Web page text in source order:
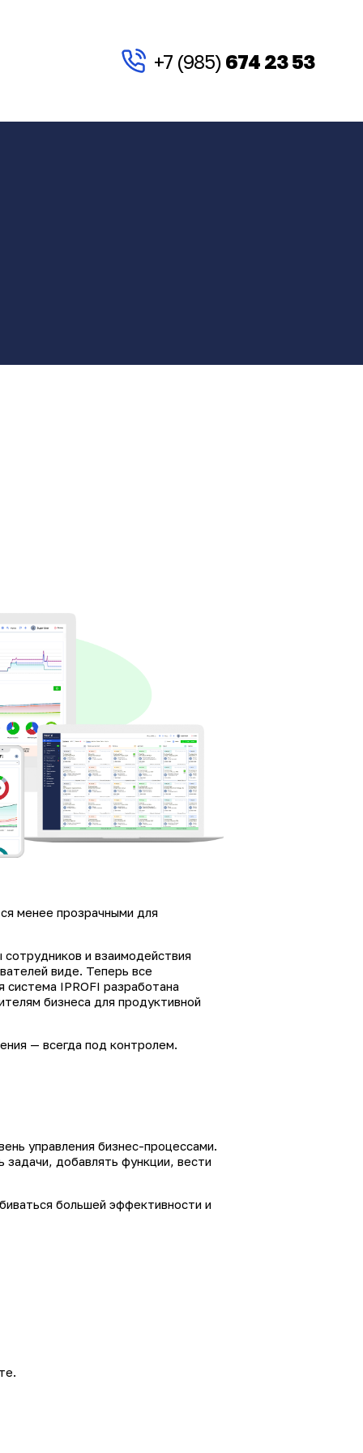
+7 (985) 674 23 53
менее прозрачными для
и взаимодействия
виде. Теперь все
IPROFI разработана
бизнеса для продуктивной
— всегда под контролем.
управления бизнес-процессами.
добавлять функции, вести
большей эффективности и